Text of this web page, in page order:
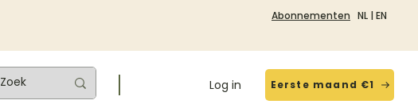
Abonnementen NL | EN
Log in Eerste maand €1